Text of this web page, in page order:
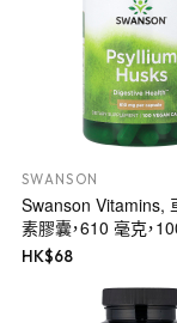
SWANSON
Swanson Vitamins,
素膠囊，610 毫克，
HK$68